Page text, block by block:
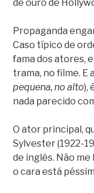
de ouro de
Propaganda
Caso típico de
fama dos atores,
trama, no filme. E
pequena, no alto),
nada parecido
O ator principal,
Sylvester (1922-
de inglês. Não me
o cara está